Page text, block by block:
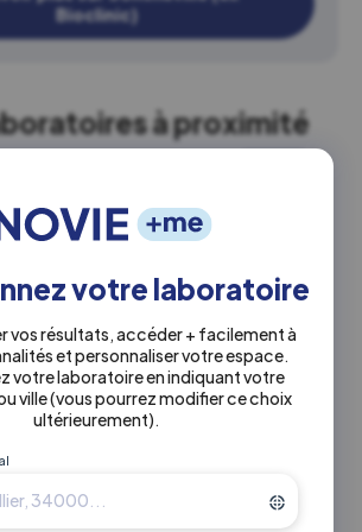
votre laboratoire
vos résultats, accéder + facilement à
et personnaliser votre espace.
votre laboratoire en indiquant votre
ville(vous pourrez modifier ce choix
ultérieurement).
Bioclinic)
à proximité
Combs la Ville Inovie
rue sommeville 77380 Combs-La-